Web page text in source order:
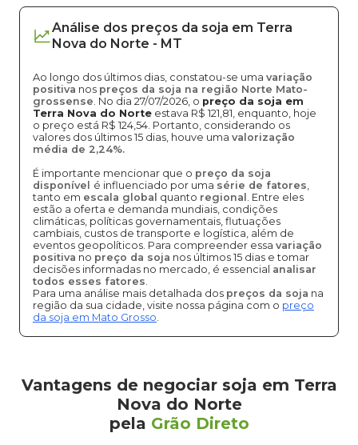
Análise dos preços da soja em Terra
Nova do Norte - MT
Ao longo dos últimos dias, constatou-se uma variação
positiva nos preços da soja na região Norte Mato-
grossense. No dia 27/07/2026, o preço da soja em
Terra Nova do Norte estava R$ 121,81, enquanto, hoje
o preço está R$ 124,54. Portanto, considerando os
valores dos últimos 15 dias, houve uma valorização
média de 2,24%.
É importante mencionar que o preço da soja
disponível é influenciado por uma série de fatores,
tanto em escala global quanto regional . Entre eles
estão a oferta e demanda mundiais, condições
climáticas, políticas governamentais, flutuações
cambiais, custos de transporte e logística, além de
eventos geopolíticos. Para compreender essa variação
positiva no preço da soja nos últimos 15 dias e tomar
decisões informadas no mercado, é essencial analisar
todos esses fatores.
Para uma análise mais detalhada dos preços da soja na
região da sua cidade, visite nossa página com o preço
da soja em Mato Grosso.
Vantagens de negociar soja em Terra
Nova do Norte
pela Grão Direto